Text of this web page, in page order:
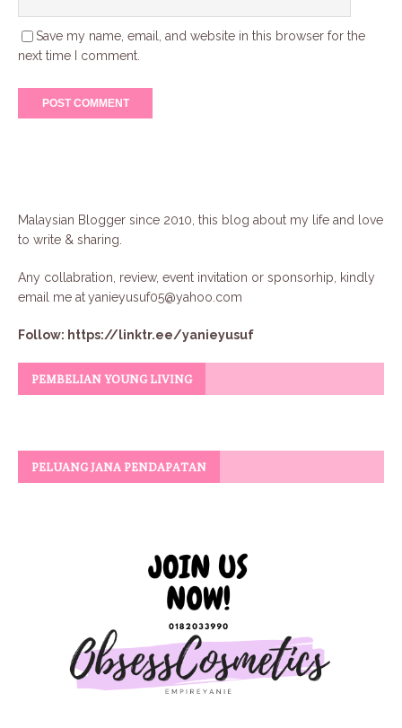
Save my name, email, and website in this browser for the
next time I comment.
Malaysian Blogger since 2010, this blog about my life and love
to write & sharing.
Any collabration, review, event invitation or sponsorhip, kindly
email me atyanieyusuf05@yahoo.com
Follow: https://linktr.ee/yanieyusuf
PEMBELIAN YOUNG LIVING
PELUANG JANA PENDAPATAN